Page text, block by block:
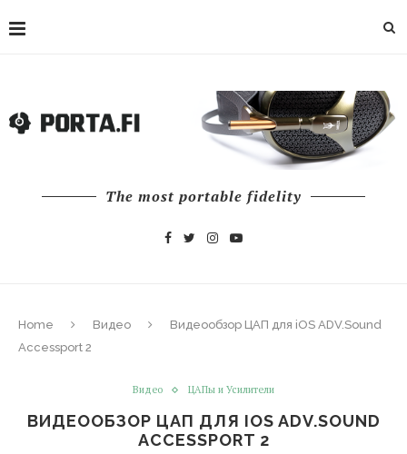
The most portable fidelity
Home Видео
Видеообзор ЦАП для iOS ADV.Sound
Accessport 2
Видео ЦАПы и Усилители
ВИДЕООБЗОР ЦАП ДЛЯ IOS ADV.SOUND
ACCESSPORT 2